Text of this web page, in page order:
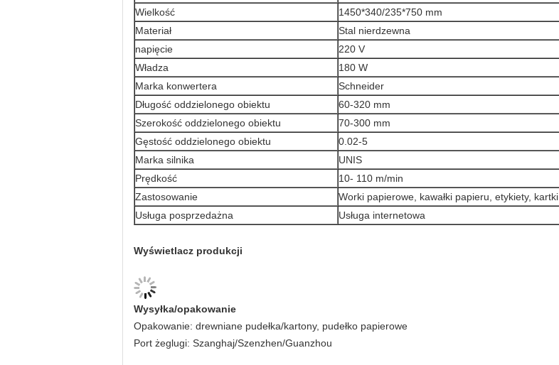
Wielkość
1450*340/235*750 mm
Materiał
Stal nierdzewna
napięcie
220 V
Władza
180 W
Marka konwertera
Schneider
Długość oddzielonego obiektu
60-320 mm
Szerokość oddzielonego obiektu
70-300 mm
Gęstość oddzielonego obiektu
0.02-5
Marka silnika
UNIS
Prędkość
10- 110 m/min
Zastosowanie
Worki papierowe, kawałki papieru, etykiety, kartki
Usługa posprzedażna
Usługa internetowa
Wyświetlacz produkcji
Wysyłka/opakowanie
Opakowanie: drewniane pudełka/kartony, pudełko papierowe
Port żeglugi: Szanghaj/Szenzhen/Guanzhou